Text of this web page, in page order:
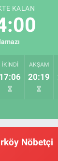
KALAN
İKINDI
17:06
AKŞAM
20:19
Nöbetçi